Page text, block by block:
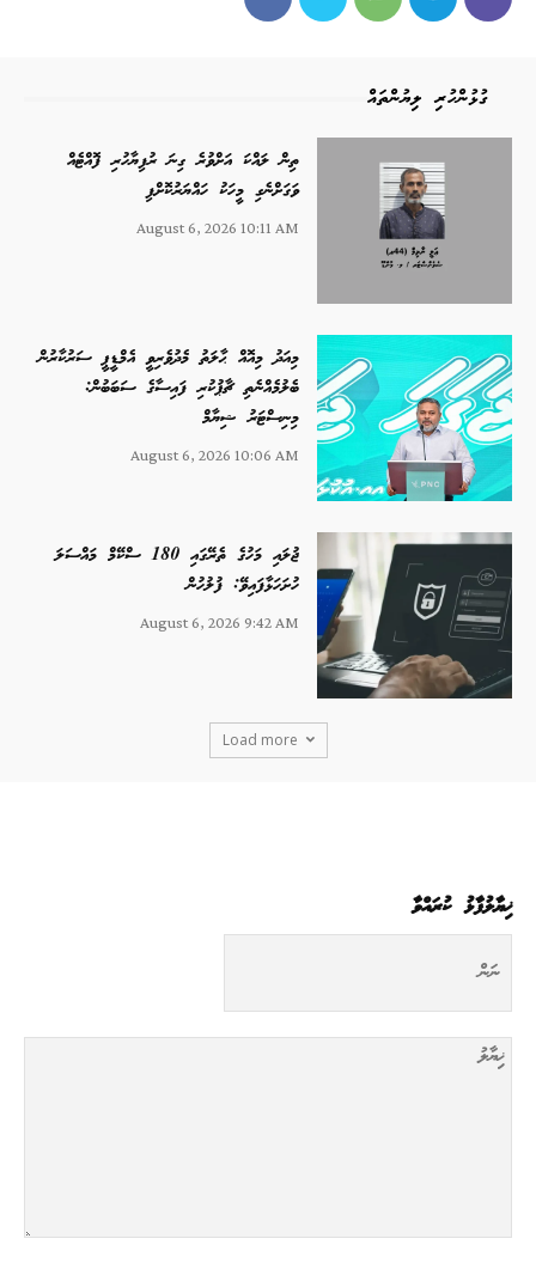
ގުޅުންހުރި ލިޔުންތައް
ތިން ލައްކަ އަށްވުރެ ގިނަ ރުފިޔާހުރި ފޮއްޓެއް
ވަގަށްނެގި މީހަކު ހައްޔަރުކޮށްފި
August 6, 2026 10:11 AM
މިއަދު މިއޮއް ޙާލަތު މެދުވެރިވީ އެމްޑީޕީ ސަރުކާރުން
ބެލުމެއްނެތި ޗާޕުކުރި ފައިސާގެ ސަބަބުން:
މިނިސްޓަރު ޝިޔާމް
August 6, 2026 10:06 AM
ޖުލައި މަހުގެ ތެރޭގައި 180 ސްކޭމް މައްސަލަ
ހުށަހަޅާފައިވޭ: ފުލުހުން
August 6, 2026 9:42 AM
Load more
ޚިޔާލުފާޅު ކުރައްވާ